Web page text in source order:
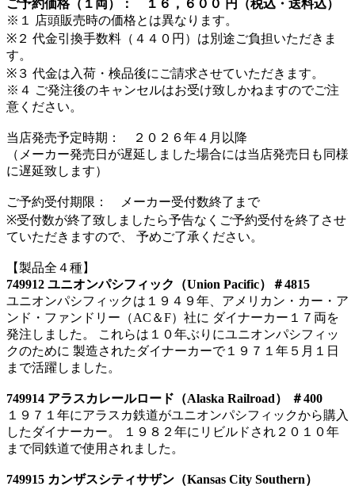
ご予約価格（１両）： １６，６００ 円（税込・送料込）
※１ 店頭販売時の価格とは異なります。
※２ 代金引換手数料（４４０円）は別途ご負担いただきま
す。
※３ 代金は入荷・検品後にご請求させていただきます。
※４ ご発注後のキャンセルはお受け致しかねますのでご注
意ください。
当店発売予定時期： ２０２６年４月以降
（メーカー発売日が遅延しました場合には当店発売日も同様
に遅延致します）
ご予約受付期限： メーカー受付数終了まで
※受付数が終了致しましたら予告なくご予約受付を終了させ
ていただきますので、 予めご了承ください。
【製品全４種】
749912 ユニオンパシフィック（Union Pacific）＃4815
ユニオンパシフィックは１９４９年、アメリカン・カー・ア
ンド・ファンドリー（AC＆F）社に ダイナーカー１７両を
発注しました。 これらは１０年ぶりにユニオンパシフィッ
クのために 製造されたダイナーカーで１９７１年５月１日
まで活躍しました。
749914 アラスカレールロード（Alaska Railroad） ＃400
１９７１年にアラスカ鉄道がユニオンパシフィックから購入
したダイナーカー。 １９８２年にリビルドされ２０１０年
まで同鉄道で使用されました。
749915 カンザスシティサザン（Kansas City Southern）